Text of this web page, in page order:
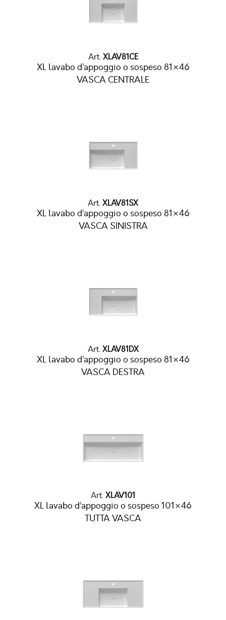
Art. XLAV81CE
XL lavabo d’appoggio o sospeso 81×46
VASCA CENTRALE
Art. XLAV81SX
XL lavabo d’appoggio o sospeso 81×46
VASCA SINISTRA
Art. XLAV81DX
XL lavabo d’appoggio o sospeso 81×46
VASCA DESTRA
Art. XLAV101
XL lavabo d’appoggio o sospeso 101×46
TUTTA VASCA